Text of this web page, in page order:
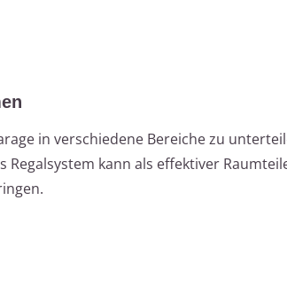
in verschiedene Bereiche zu
kann als effektiver